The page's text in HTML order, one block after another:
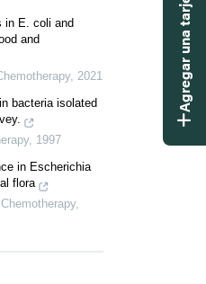
in E. coli and
and
, 2021
bacteria isolated
, 1997
in Escherichia
flora
,